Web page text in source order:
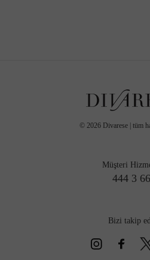
© 2026 Divarese | tüm
Müşteri
444 3
Bizi takip